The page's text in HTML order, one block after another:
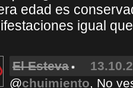
edad es
igual
El Esteva
@chuimiento, No